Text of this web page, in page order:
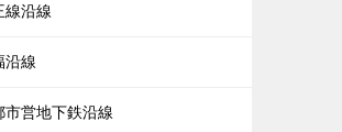
線沿線
沿線
市営地下鉄沿線